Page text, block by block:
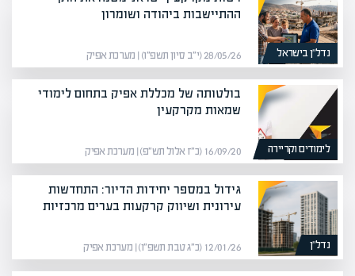
נדל”ן בישראל
ההתיישבות ביהודה ושומרון
28/05/26 (י״ב סיון תשפ״ו) | מערכת אפיק
לימודים וקריירה
בולטותה של מכללת אפיק בתחום לימודי
שמאות מקרקעין
16/09/20 (כ״ז אלול תש״פ) | מערכת אפיק
נדל”ן
גידול במספר יחידות הדיור: התחדשות
עירונית ושיווק קרקעות בערים מרכזיות
12/01/26 (כ״ג טבת תשפ״ו) | מערכת אפיק